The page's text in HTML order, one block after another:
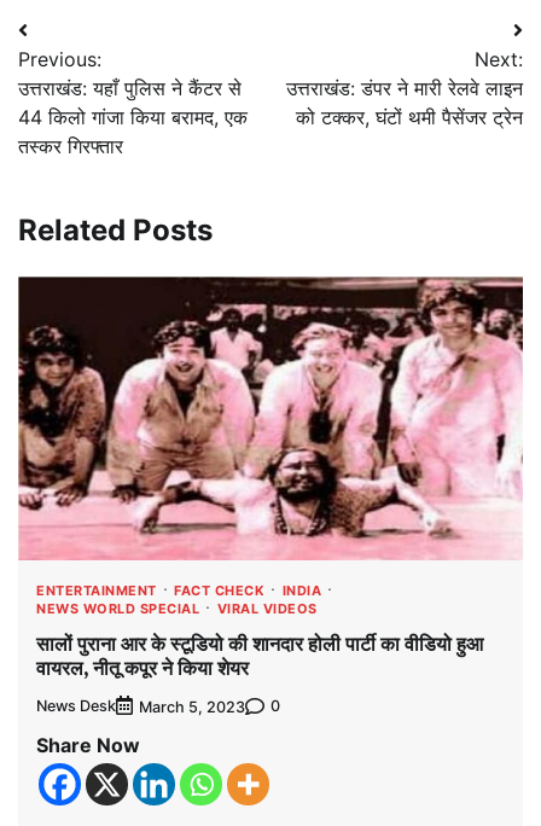
Post
navigation
Previous:
उत्तराखंड: यहाँ पुलिस ने कैंटर से
44 किलो गांजा किया बरामद, एक
तस्कर गिरफ्तार
Next:
उत्तराखंड: डंपर ने मारी रेलवे लाइन
को टक्कर, घंटों थमी पैसेंजर ट्रेन
Related Posts
ENTERTAINMENT FACT CHECK
INDIA
NEWS WORLD SPECIAL
VIRAL VIDEOS
सालों पुराना आर के स्टूडियो की शानदार होली पार्टी का वीडियो हुआ
वायरल, नीतू कपूर ने किया शेयर
News Desk March 5, 2023 0
Share Now